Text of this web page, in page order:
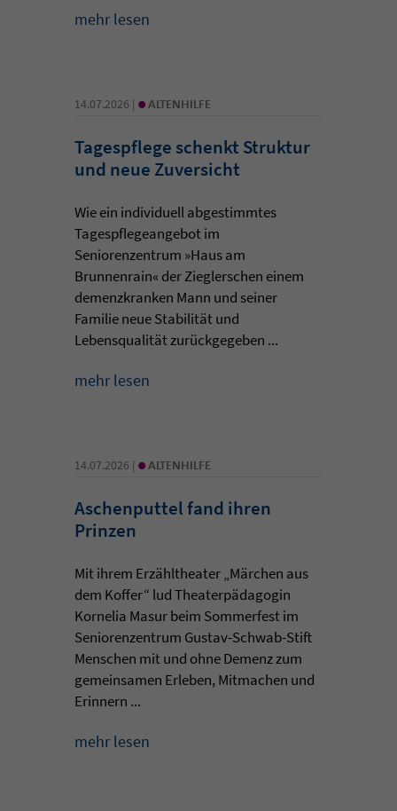
mehr lesen
14.07.2026 | • ALTENHILFE
Tagespflege schenkt Struktur
und neue Zuversicht
Wie ein individuell abgestimmtes
Tagespflegeangebot im
Seniorenzentrum »Haus am
Brunnenrain« der Zieglerschen einem
demenzkranken Mann und seiner
Familie neue Stabilität und
Lebensqualität zurückgegeben ...
mehr lesen
14.07.2026 | • ALTENHILFE
Aschenputtel fand ihren
Prinzen
Mit ihrem Erzähltheater „Märchen aus
dem Koffer“ lud Theaterpädagogin
Kornelia Masur beim Sommerfest im
Seniorenzentrum Gustav-Schwab-Stift
Menschen mit und ohne Demenz zum
gemeinsamen Erleben, Mitmachen und
Erinnern ...
mehr lesen